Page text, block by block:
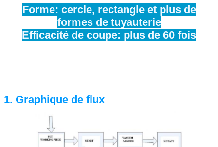
Forme: cercle, rectangle et plus de
formes de tuyauterie
Efficacité de coupe: plus de 60 fois
1. Graphique de flux